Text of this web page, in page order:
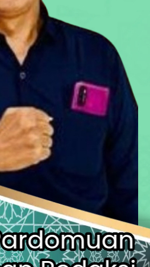
Komjak RI Kawal Kasus Eks
Ratusan Warga Antar Kumpul
Kali Bekasi Tercemar Berat,